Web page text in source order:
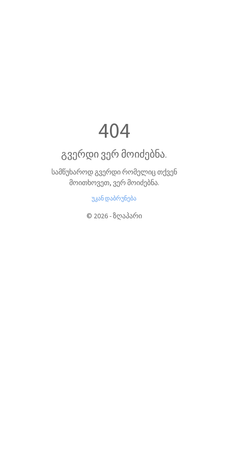
404
გვერდი ვერ მოიძებნა.
სამწუხაროდ გვერდი რომელიც თქვენ
მოითხოვეთ, ვერ მოიძებნა.
უკან დაბრუნება
© 2026-ზღაპარი